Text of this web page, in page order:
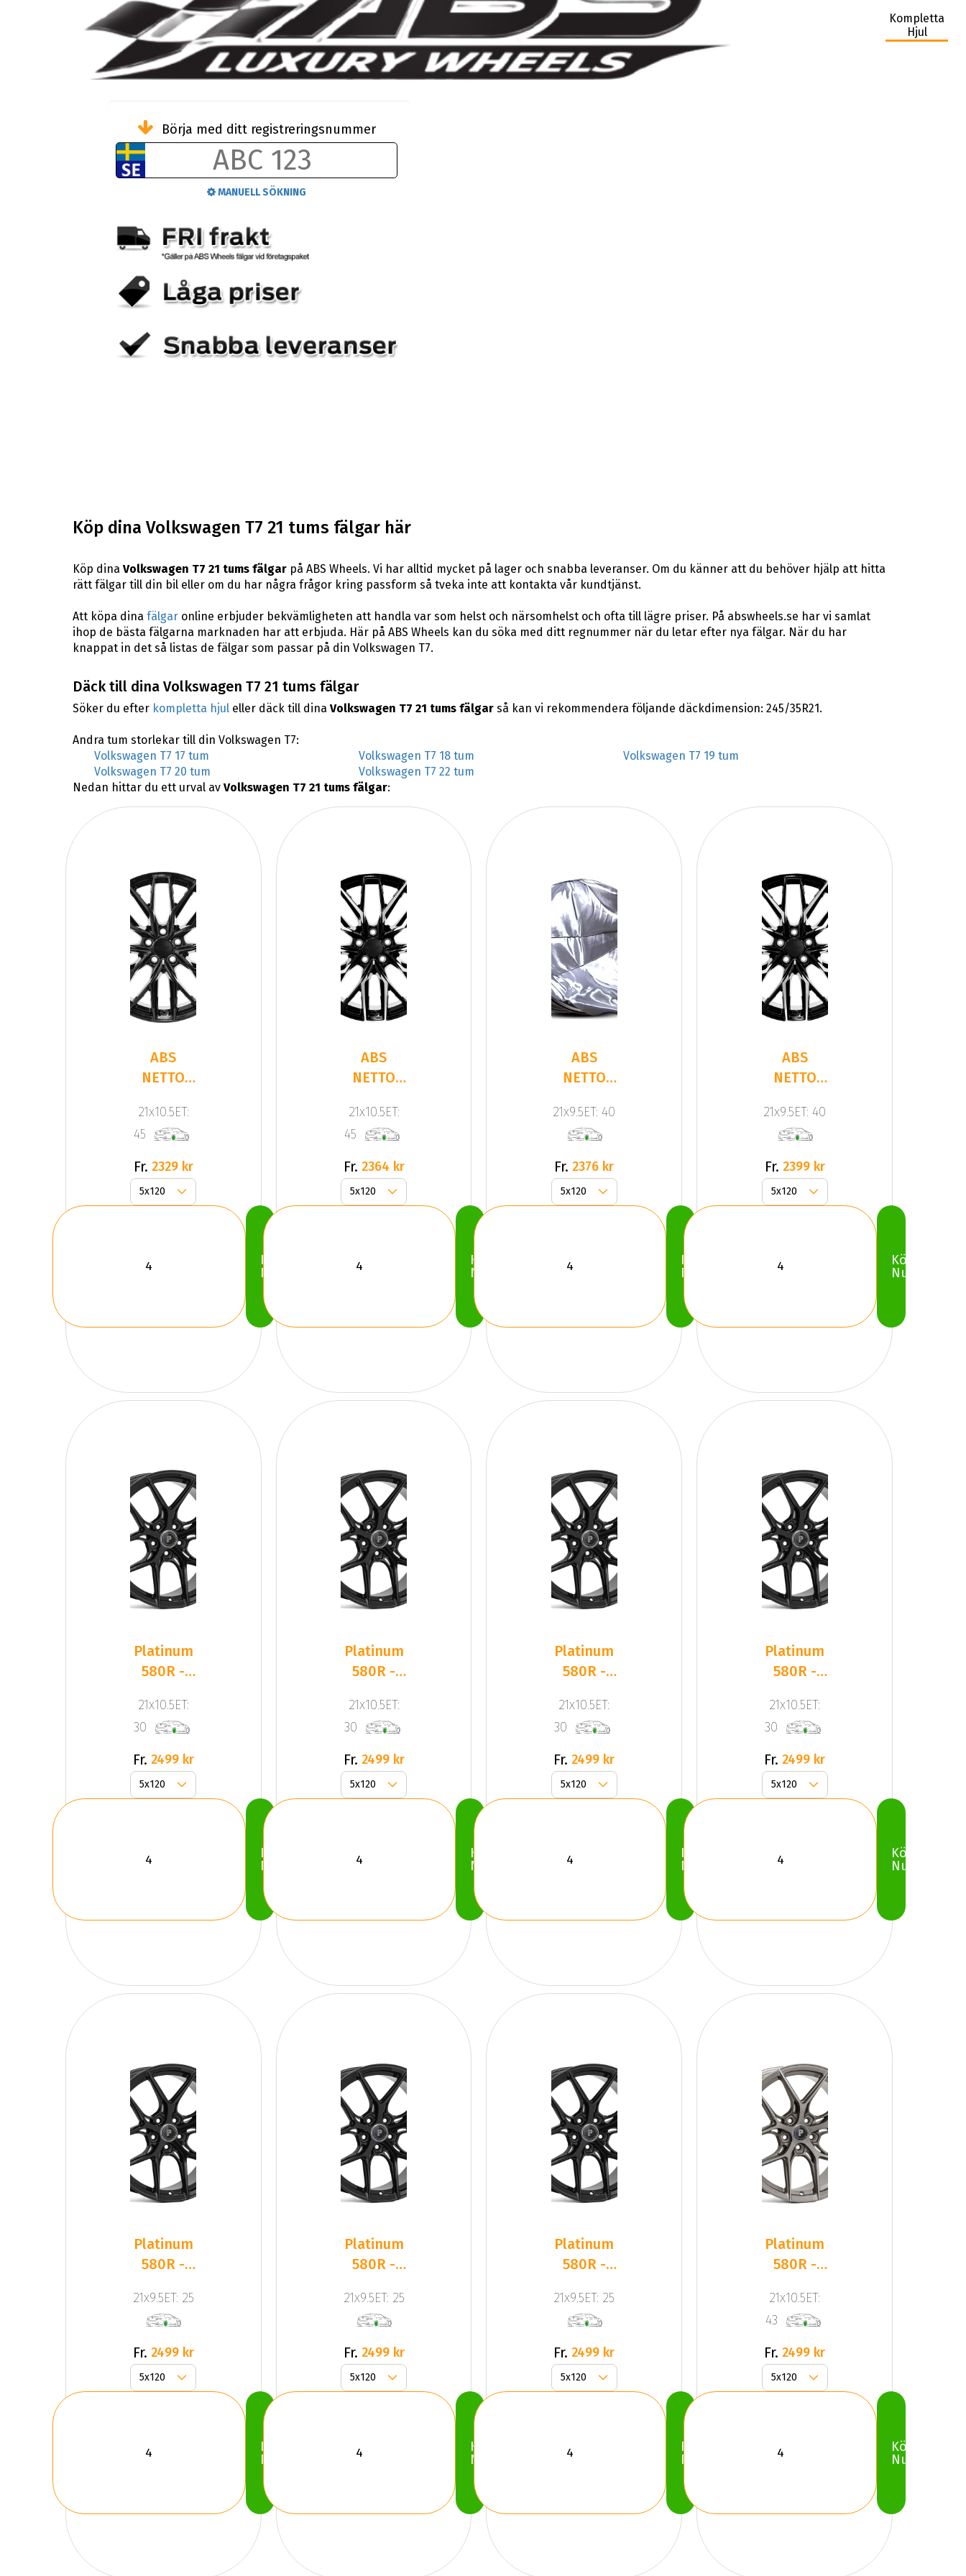
Kompletta
Hjul
Börja med ditt registreringsnummer
MANUELL SÖKNING
Köp dina Volkswagen T7 21 tums fälgar här
Köp dina Volkswagen T7 21 tums fälgarpå ABS Wheels. Vi har alltid mycket på lager och snabba leveranser. Om du känner att du behöver hjälp att hitta
rätt fälgar till din bil eller om du har några frågor kring passform så tveka inte att kontakta vår kundtjänst.
Att köpa dina fälgaronline erbjuder bekvämligheten att handla var som helst och närsomhelst och ofta till lägre priser. På abswheels.se har vi samlat
ihop de bästa fälgarna marknaden har att erbjuda. Här på ABS Wheels kan du söka med ditt regnummer när du letar efter nya fälgar. När du har
knappat in det så listas de fälgar som passar på din Volkswagen T7.
Däck till dina Volkswagen T7 21 tums fälgar
Söker du efter kompletta hjuleller däck till dina Volkswagen T7 21 tums fälgarså kan vi rekommendera följande däckdimension: 245/35R21.
Andra tum storlekar till din Volkswagen T7:
Volkswagen T7 17 tum
Volkswagen T7 18 tum
Volkswagen T7 19 tum
Volkswagen T7 20 tum
Volkswagen T7 22 tum
Nedan hittar du ett urval av Volkswagen T7 21 tums fälgar:
ABS
NETTO
Black
21x10.5ET:
45
Fr. 2329 kr
Köp
Nu
ABS
NETTO
Black /
Polish
21x10.5ET:
45
Fr. 2364 kr
Köp
Nu
ABS
NETTO
GLOSS
BLACK
21x9.5ET: 40
Fr. 2376 kr
Köp
Nu
ABS
NETTO
Black /
Polish
21x9.5ET: 40
Fr. 2399 kr
Köp
Nu
Platinum
580R -
Black
(SET)
21x10.5ET:
30
Fr. 2499 kr
Köp
Nu
Platinum
580R -
Black
(SET)
21x10.5ET:
30
Fr. 2499 kr
Köp
Nu
Platinum
580R -
Black
(SET)
21x10.5ET:
30
Fr. 2499 kr
Köp
Nu
Platinum
580R -
Black
(SET)
21x10.5ET:
30
Fr. 2499 kr
Köp
Nu
Platinum
580R -
Black
(SET)
21x9.5ET: 25
Fr. 2499 kr
Köp
Nu
Platinum
580R -
Black
(SET)
21x9.5ET: 25
Fr. 2499 kr
Köp
Nu
Platinum
580R -
Black
(SET)
21x9.5ET: 25
Fr. 2499 kr
Köp
Nu
Platinum
580R -
Grey/Brushe
21x10.5ET:
43
Fr. 2499 kr
Köp
Nu